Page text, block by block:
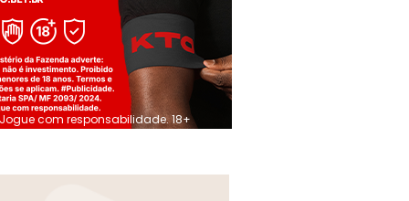
Jogue com responsabilidade. 18+